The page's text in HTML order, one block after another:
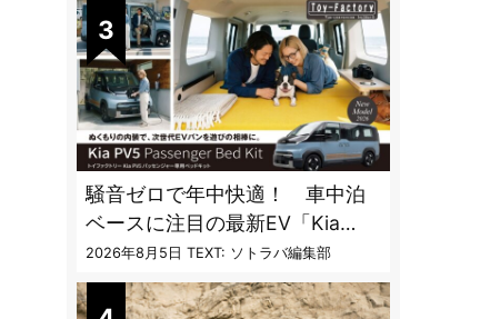
騒音ゼロで年中快適！ 車中泊
ベースに注目の最新EV「Kia
PV5」専用ベッドキット登場
2026年8月5日 TEXT: ソトラバ編集部